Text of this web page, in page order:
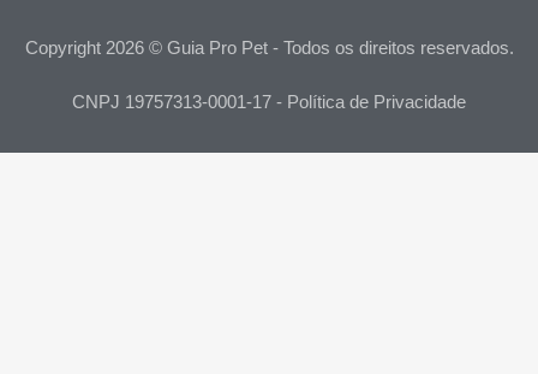
Copyright 2026 © Guia Pro Pet - Todos os direitos reservados.
CNPJ 19757313-0001-17 - Política de Privacidade